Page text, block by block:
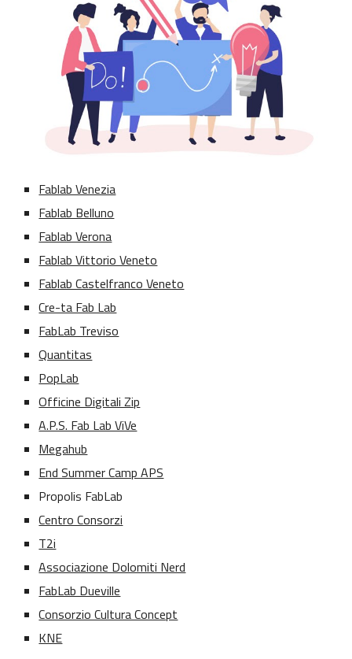
Fablab Venezia
Fablab Belluno
Fablab Verona
Fablab Vittorio Veneto
Fablab Castelfranco Veneto
Cre-ta Fab Lab
FabLab Treviso
Quantitas
PopLab
Officine Digitali Zip
A.P.S. Fab Lab ViVe
Megahub
End Summer Camp APS
Propolis FabLab
Centro Consorzi
T2i
Associazione Dolomiti Nerd
FabLab Dueville
Consorzio Cultura Concept
KNE